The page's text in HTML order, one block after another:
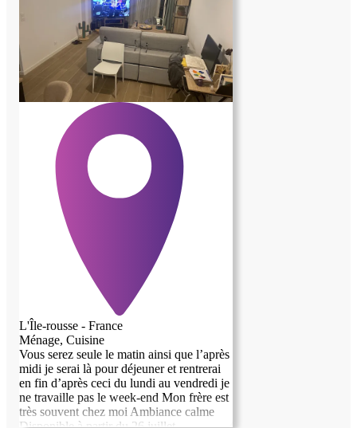
L'Île-rousse - France
Ménage, Cuisine
Vous serez seule le matin ainsi que l’après
midi je serai là pour déjeuner et rentrerai
en fin d’après ceci du lundi au vendredi je
ne travaille pas le week-end Mon frère est
très souvent chez moi Ambiance calme